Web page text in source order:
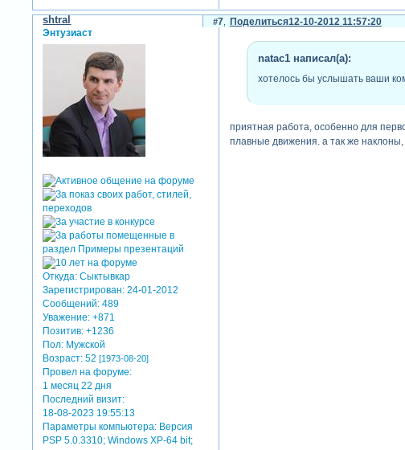
Поделиться
7 12-10-2012 11:57:20
shtral
Энтузиаст
Откуда: Сыктывкар
Зарегистрирован: 24-01-2012
Сообщений: 489
Уважение: +871
Позитив: +1236
Пол: Мужской
Возраст: 52[1973-08-20]
Провел на форуме:
1 месяц 22 дня
Последний визит:
18-08-2023 19:55:13
Параметры компьютера: Версия
PSP 5.0.3310; Windows XP-64 bit;
natac1 написал(а):
хотелось бы услышать ваши
приятная работа, особенно для
плавные движения. а так же